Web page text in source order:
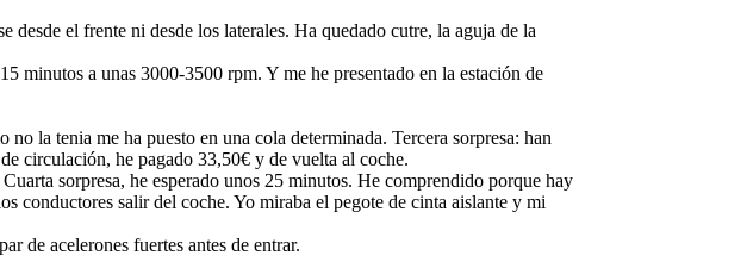
el frente ni desde los laterales. Ha quedado cutre, la aguja de la
minutos a unas 3000-3500 rpm. Y me he presentado en la estación de
la tenia me ha puesto en una cola determinada. Tercera sorpresa: han
circulación, he pagado 33,50€ y de vuelta al coche.
sorpresa, he esperado unos 25 minutos. He comprendido porque hay
conductores salir del coche. Yo miraba el pegote de cinta aislante y mi
de acelerones fuertes antes de entrar.